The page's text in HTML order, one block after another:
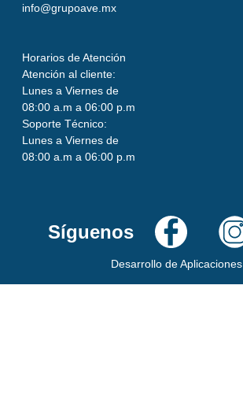
info@grupoave.mx
Horarios de Atención
Atención al cliente:
Lunes a Viernes de
08:00 a.m a 06:00 p.m
Soporte Técnico:
Lunes a Viernes de
08:00 a.m a 06:00 p.m
Síguenos
Desarrollo de Aplicaciones